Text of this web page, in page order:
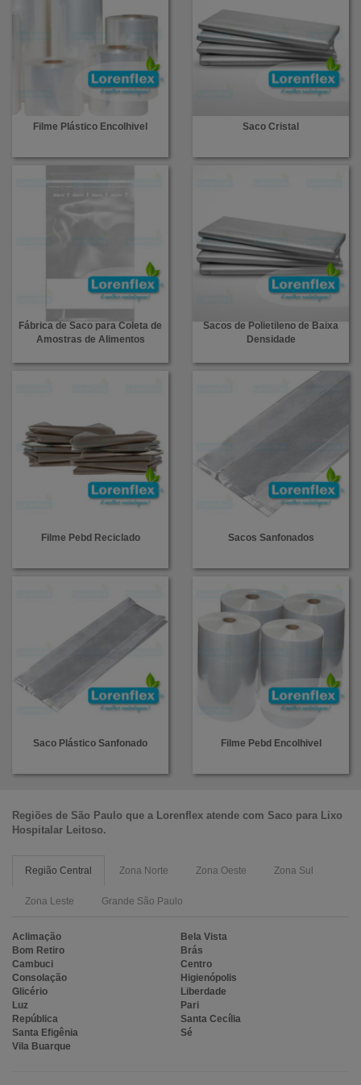
Filme Plástico Encolhivel Saco Cristal
Fábrica de Saco para Coleta de
Amostras de Alimentos
Sacos de Polietileno de Baixa
Densidade
Filme Pebd Reciclado Sacos Sanfonados
Saco Plástico Sanfonado Filme Pebd Encolhivel
Regiões de São Paulo que a Lorenflex atende com Saco para Lixo
Hospitalar Leitoso.
Região Central Zona Norte Zona Oeste Zona Sul
Zona Leste Grande São Paulo
Aclimação
Bela Vista
Bom Retiro
Brás
Cambuci
Centro
Consolação
Higienópolis
Glicério
Liberdade
Luz
Pari
República
Santa Cecília
Santa Efigênia
Sé
Vila Buarque